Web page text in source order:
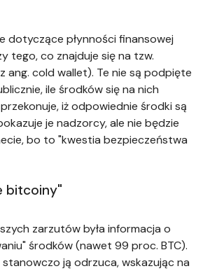
dotyczące płynności finansowej
tego, co znajduje się na tzw.
ang. cold wallet). Te nie są podpięte
ile środków się na nich
iż odpowiednie środki są
je nadzorcy, ale nie będzie
bo to "kwestia bezpieczeństwa
bitcoiny"
zarzutów była informacja o
środków (nawet 99 proc. BTC).
ją odrzuca, wskazując na